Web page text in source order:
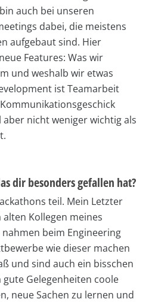
auch bei unseren
dabei, die meistens
aufgebaut sind. Hier
Features: Was wir
und weshalb wir etwas
ist Teamarbeit
aber nicht weniger wichtig als
dir besonders gefallen hat?
teil. Mein Letzter
Kollegen meines
beim Engineering
wie dieser machen
und sind auch ein bisschen
Gelegenheiten coole
neue Sachen zu lernen und